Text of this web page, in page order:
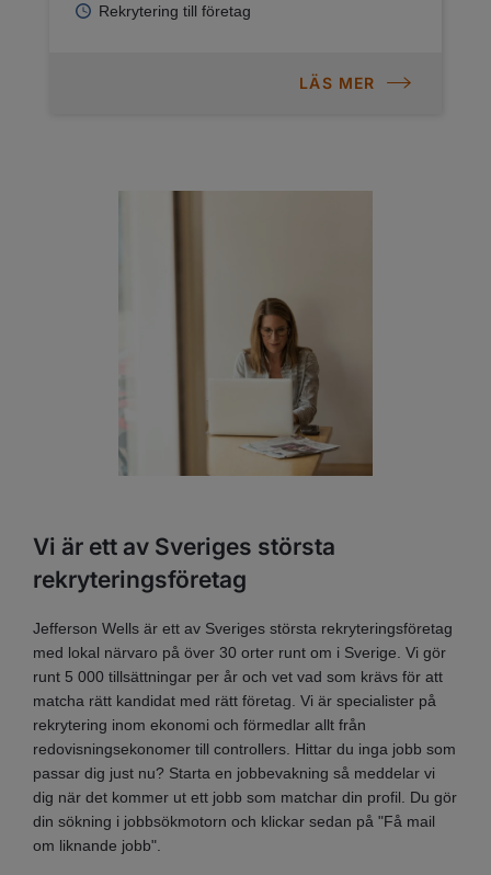
Rekrytering till företag
LÄS MER
Vi är ett av Sveriges största
rekryteringsföretag
Jefferson Wells är ett av Sveriges största rekryteringsföretag
med lokal närvaro på över 30 orter runt om i Sverige. Vi gör
runt 5 000 tillsättningar per år och vet vad som krävs för att
matcha rätt kandidat med rätt företag. Vi är specialister på
rekrytering inom ekonomi och förmedlar allt från
redovisningsekonomer till controllers. Hittar du inga jobb som
passar dig just nu? Starta en jobbevakning så meddelar vi
dig när det kommer ut ett jobb som matchar din profil. Du gör
din sökning i jobbsökmotorn och klickar sedan på "Få mail
om liknande jobb".